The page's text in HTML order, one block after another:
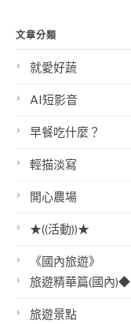
文章分類
就愛好蔬
AI短影音
早餐吃什麼？
輕描淡寫
開心農場
★((活動))★
《國內旅遊》
旅遊精華篇(國內)◆
旅遊景點